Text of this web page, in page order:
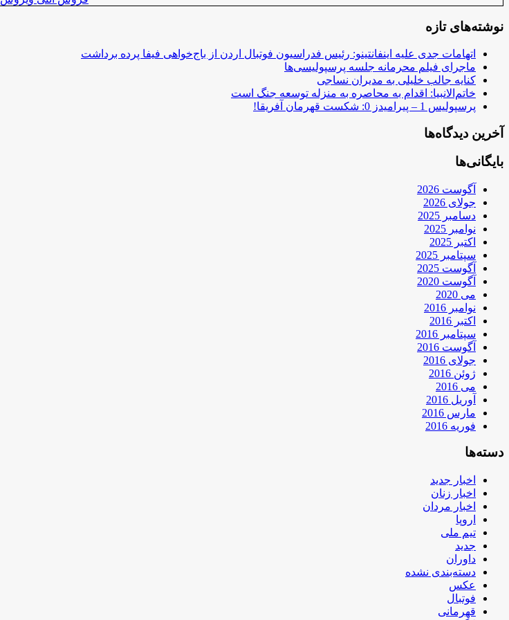
نوشته‌های تازه
اتهامات جدی علیه اینفانتینو: رئیس فدراسیون فوتبال اردن از باج‌خواهی فیفا پرده برداشت
ماجرای فیلم محرمانه جلسه پرسپولیسی‌ها
کنایه جالب خلیلی به مدیران نساجی
خاتم‌الانبیا: اقدام به محاصره به منزله توسعه جنگ است
پرسپولیس 1 – پیرامیدز 0: شکست قهرمان آفریقا!
آخرین دیدگاه‌ها
بایگانی‌ها
آگوست 2026
جولای 2026
دسامبر 2025
نوامبر 2025
اکتبر 2025
سپتامبر 2025
آگوست 2025
آگوست 2020
می 2020
نوامبر 2016
اکتبر 2016
سپتامبر 2016
آگوست 2016
جولای 2016
ژوئن 2016
می 2016
آوریل 2016
مارس 2016
فوریه 2016
دسته‌ها
اخبار جدید
اخبار زنان
اخبار مردان
اروپا
تیم ملی
جدید
داوران
دسته‌بندی نشده
عکس
فوتبال
قهرمانی